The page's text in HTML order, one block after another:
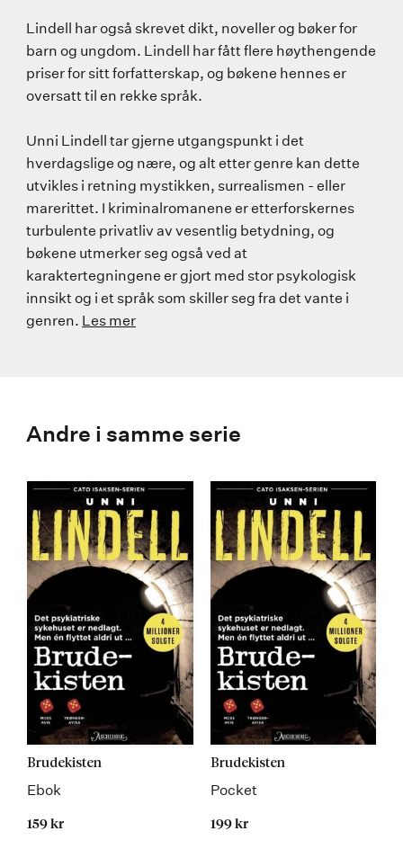
Lindell har også skrevet dikt, noveller og bøker for
barn og ungdom. Lindell har fått flere høythengende
priser for sitt forfatterskap, og bøkene hennes er
oversatt til en rekke språk.
Unni Lindell tar gjerne utgangspunkt i det
hverdagslige og nære, og alt etter genre kan dette
utvikles i retning mystikken, surrealismen - eller
marerittet. I kriminalromanene er etterforskernes
turbulente privatliv av vesentlig betydning, og
bøkene utmerker seg også ved at
karaktertegningene er gjort med stor psykologisk
innsikt og i et språk som skiller seg fra det vante i
genren. Les mer
Andre i samme serie
Brudekisten
Ebok
159 kr
Brudekisten
Pocket
199 kr